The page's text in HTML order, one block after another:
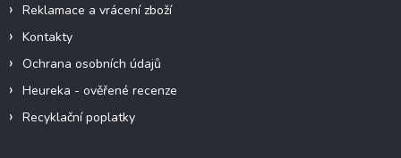
Reklamace a vrácení zboží
Kontakty
Ochrana osobních údajů
Heureka - ověřené recenze
Recyklační poplatky